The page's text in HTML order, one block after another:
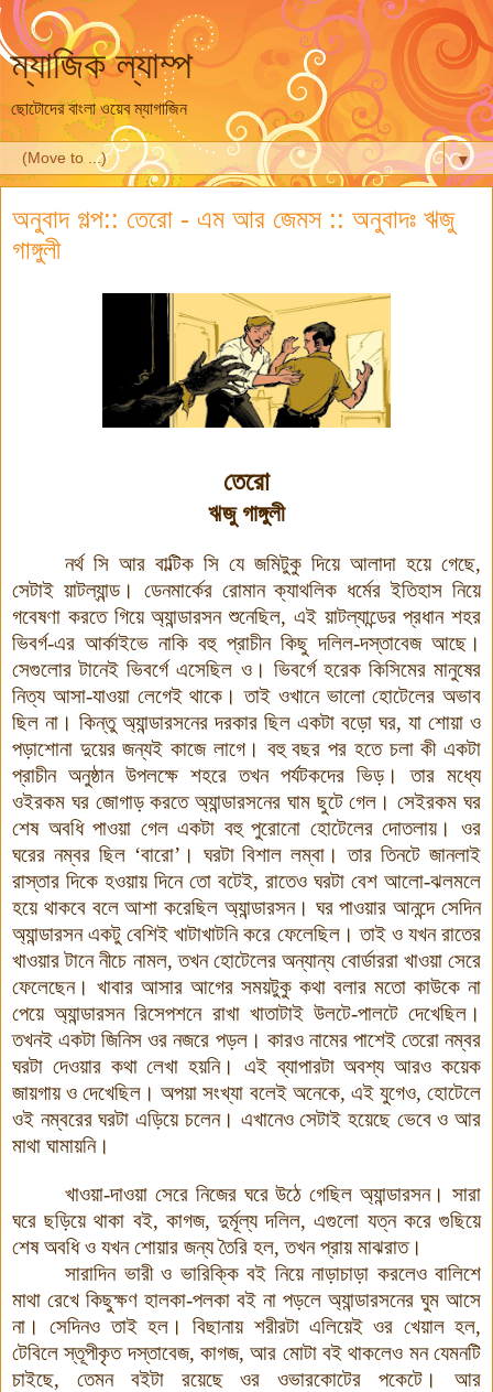
ম্যাজিক ল্যাম্প
ছোটোদের বাংলা ওয়েব ম্যাগাজিন
▼
অনুবাদ গল্প:: তেরো - এম আর জেমস :: অনুবাদঃ ঋজু
গাঙ্গুলী
তেরো
ঋজু গাঙ্গুলী
নর্থ সি আর বাল্টিক সি যে জমিটুকু দিয়ে আলাদা হয়ে গেছে,
সেটাই য়াটল্যান্ড। ডেনমার্কের রোমান ক্যাথলিক ধর্মের ইতিহাস নিয়ে
গবেষণা করতে গিয়ে অ্যান্ডারসন শুনেছিল, এই য়াটল্যান্ডের প্রধান শহর
ভিবর্গ-এর আর্কাইভে নাকি বহু প্রাচীন কিছু দলিল-দস্তাবেজ আছে ।
সেগুলোর টানেই ভিবর্গে এসেছিল ও। ভিবর্গে হরেক কিসিমের মানুষের
নিত্য আসা-যাওয়া লেগেই থাকে । তাই ওখানে ভালো হোটেলের অভাব
ছিল না। কিন্তু অ্যান্ডারসনের দরকার ছিল একটা বড়ো ঘর, যা শোয়া ও
পড়াশোনা দুয়ের জন্যই কাজে লাগে। বহু বছর পর হতে চলা কী একটা
প্রাচীন অনুষ্ঠান উপলক্ষে শহরে তখন পর্যটকদের ভিড়। তার মধ্যে
ওইরকম ঘর জোগাড় করতে অ্যান্ডারসনের ঘাম ছুটে গেল। সেইরকম ঘর
শেষ অবধি পাওয়া গেল একটা বহু পুরোনো হোটেলের দোতলায়।
ওর
ঘরের নম্বর ছিল ‘বারো’ । ঘরটা বিশাল লম্বা । তার তিনটে জানলাই
রাস্তার দিকে হওয়ায় দিনে তো বটেই, রাতেও ঘরটা বেশ আলো-ঝলমলে
হয়ে থাকবে বলে আশা করেছিল অ্যান্ডারসন। ঘর পাওয়ার আনন্দে সেদিন
অ্যান্ডারসন একটু বেশিই খাটাখাটনি করে ফেলেছিল। তাই ও যখন রাতের
খাওয়ার টানে নীচে নামল, তখন হোটেলের অন্যান্য বোর্ডাররা খাওয়া সেরে
ফেলেছেন। খাবার আসার আগের সময়টুকু কথা বলার মতো কাউকে না
পেয়ে অ্যান্ডারসন রিসেপশনে রাখা খাতাটাই উলটে-পালটে দেখেছিল।
তখনই একটা জিনিস ওর নজরে পড়ল। কারও নামের পাশেই তেরো নম্বর
ঘরটা দেওয়ার কথা লেখা হয়নি।
এই ব্যাপারটা অবশ্য আরও কয়েক
জায়গায় ও দেখেছিল । অপয়া সংখ্যা বলেই অনেকে, এই যুগেও, হোটেলে
ওই নম্বরের ঘরটা এড়িয়ে চলেন। এখানেও সেটাই হয়েছে ভেবে ও আর
মাথা ঘামায়নি।
খাওয়া-দাওয়া সেরে নিজের ঘরে উঠে গেছিল অ্যান্ডারসন। সারা
ঘরে ছড়িয়ে থাকা বই, কাগজ, দুর্মূল্য দলিল, এগুলো যত্ন করে গুছিয়ে
শেষ অবধি ও যখন শোয়ার জন্য তৈরি হল, তখন প্রায় মাঝরাত।
সারাদিন ভারী ও ভারিক্কি বই নিয়ে নাড়াচাড়া করলেও বালিশে
মাথা রেখে কিছুক্ষণ হালকা-পলকা বই না পড়লে অ্যান্ডারসনের ঘুম আসে
না । সেদিনও তাই হল । বিছানায় শরীরটা এলিয়েই ওর খেয়াল হল,
টেবিলে স্তূপীকৃত দস্তাবেজ, কাগজ, আর মোটা বই থাকলেও মন যেমনটি
চাইছে, তেমন বইটা রয়েছে ওর ওভারকোটের পকেটে ।
আর